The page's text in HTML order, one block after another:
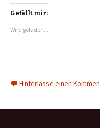
Gefällt mir:
Wird geladen...
Hinterlasse einen